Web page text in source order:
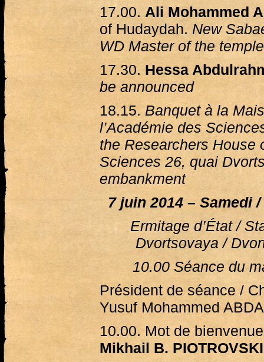
17.00. Ali Mohammed
of Hudaydah. New
WD Master of the temple
17.30. Hessa
be announced
18.15.Banquet à la
l’Académie des
the Researchers House
Sciences 26, quai
embankment
7 juin 2014 – Samedi
Ermitage d’État /
Dvortsovaya /
10.00 Séance du
Président de séance /
Yusuf Mohammed
10.00. Mot de
Mikhail B. PIOTROVSKI